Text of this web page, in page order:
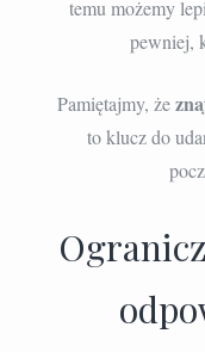
temu możemy
pewniej,
Pamiętajmy, że
to klucz do